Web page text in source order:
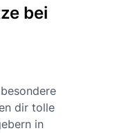
bei
dir tolle
in